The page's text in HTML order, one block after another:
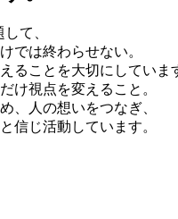
て、
では終わらせない。
ることを大切にしていま
け視点を変えること。
、人の想いをつなぎ、
信じ活動しています。